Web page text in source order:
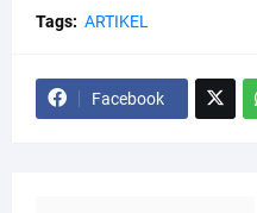
Tags: ARTIKEL
Facebook